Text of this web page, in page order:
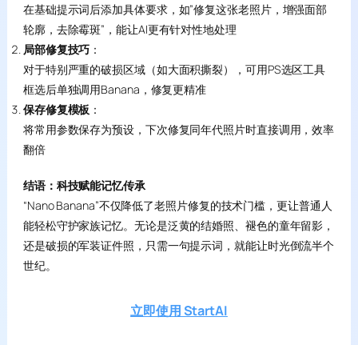
在基础提示词后添加具体要求，如”修复这张老照片，增强面部
轮廓，去除霉斑”，能让AI更有针对性地处理
局部修复技巧 ：
对于特别严重的破损区域（如大面积撕裂），可用PS选区工具
框选后单独调用Banana，修复更精准
保存修复模板 ：
将常用参数保存为预设，下次修复同年代照片时直接调用，效率
翻倍
结语：科技赋能记忆传承
“Nano Banana”不仅降低了老照片修复的技术门槛，更让普通人
能轻松守护家族记忆。无论是泛黄的结婚照、褪色的童年留影，
还是破损的军装证件照，只需一句提示词，就能让时光倒流半个
世纪。
立即使用 StartAI